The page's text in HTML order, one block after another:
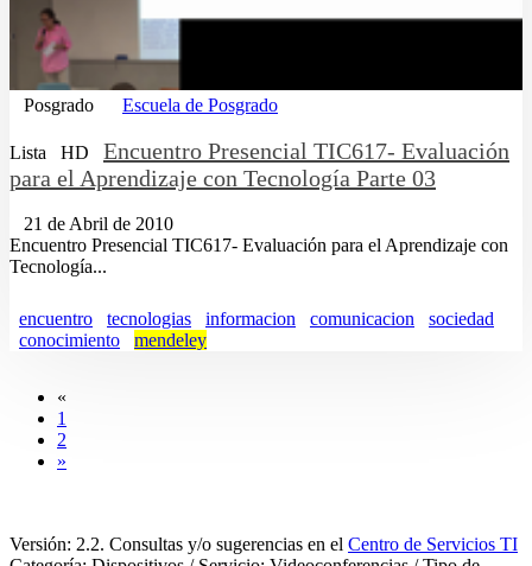
Posgrado Escuela de Posgrado
Lista HD
Encuentro Presencial TIC617- Evaluación
para el Aprendizaje con Tecnología Parte 03
21 de Abril de 2010
Encuentro Presencial TIC617- Evaluación para el Aprendizaje con
Tecnología...
encuentro tecnologias informacion comunicacion
sociedad
conocimiento
mendeley
«
1
2
»
Versión: 2.2. Consultas y/o sugerencias en el Centro de Servicios TI